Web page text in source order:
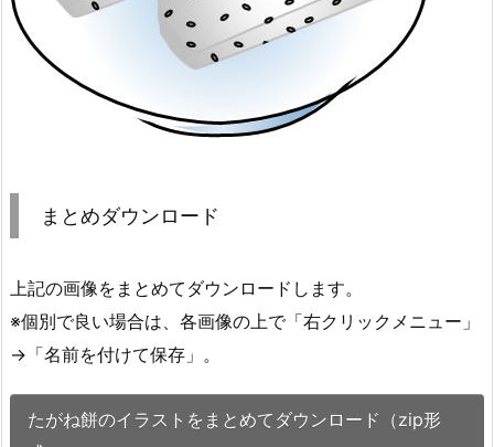
まとめダウンロード
上記の画像をまとめてダウンロードします。
※個別で良い場合は、各画像の上で「右クリックメニュー」
→「名前を付けて保存」。
たがね餅のイラストをまとめてダウンロード（zip形